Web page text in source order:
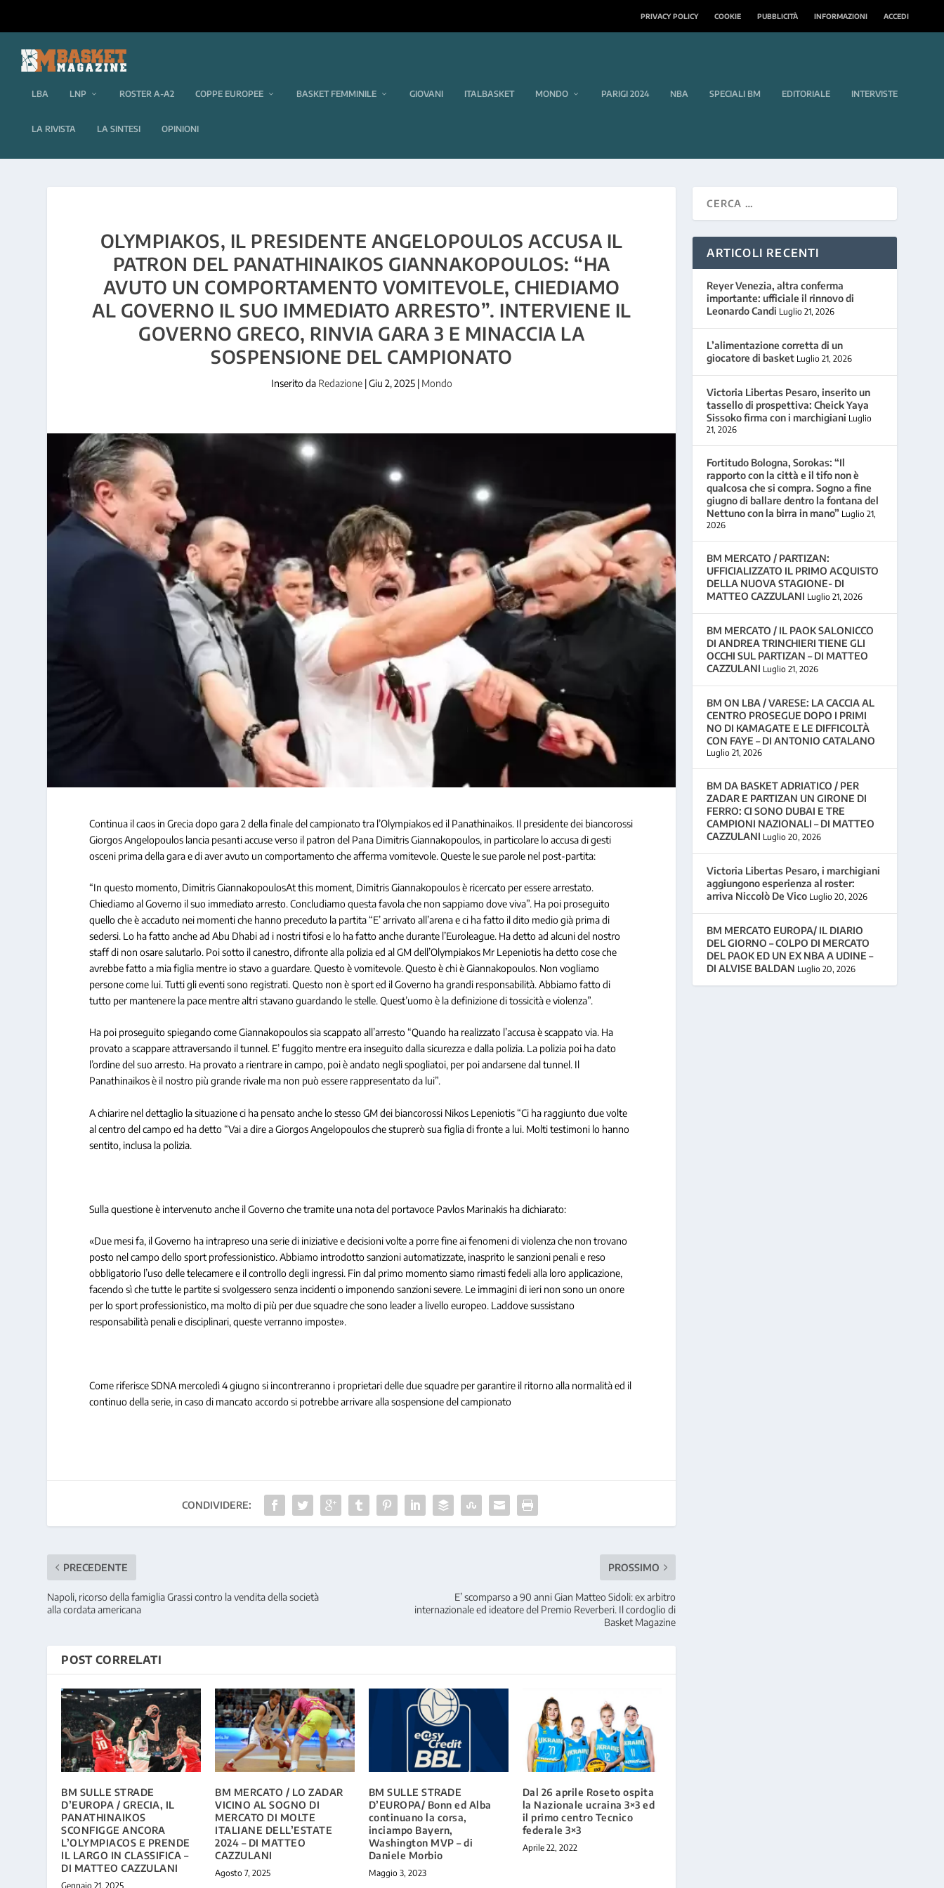
PRIVACY POLICY COOKIE PUBBLICITÀ INFORMAZIONI ACCEDI
LBA LNP ROSTER A-A2 COPPE EUROPEE BASKET FEMMINILE GIOVANI ITALBASKET MONDO PARIGI 2024 NBA SPECIALI BM EDITORIALE INTERVISTE
LA RIVISTA LA SINTESI OPINIONI
OLYMPIAKOS, IL PRESIDENTE ANGELOPOULOS ACCUSA IL
PATRON DEL PANATHINAIKOS GIANNAKOPOULOS: “HA
AVUTO UN COMPORTAMENTO VOMITEVOLE, CHIEDIAMO
AL GOVERNO IL SUO IMMEDIATO ARRESTO”. INTERVIENE IL
GOVERNO GRECO, RINVIA GARA 3 E MINACCIA LA
SOSPENSIONE DEL CAMPIONATO
Inserito da Redazione|Giu 2, 2025| Mondo
Continua il caos in Grecia dopo gara 2 della finale del campionato tra l’Olympiakos ed il Panathinaikos. Il presidente dei biancorossi
Giorgos Angelopoulos lancia pesanti accuse verso il patron del Pana Dimitris Giannakopoulos, in particolare lo accusa di gesti
osceni prima della gara e di aver avuto un comportamento che afferma vomitevole. Queste le sue parole nel post-partita:
“In questo momento, Dimitris GiannakopoulosAt this moment, Dimitris Giannakopoulos è ricercato per essere arrestato.
Chiediamo al Governo il suo immediato arresto. Concludiamo questa favola che non sappiamo dove viva”. Ha poi proseguito
quello che è accaduto nei momenti che hanno preceduto la partita “E’ arrivato all’arena e ci ha fatto il dito medio già prima di
sedersi. Lo ha fatto anche ad Abu Dhabi ad i nostri tifosi e lo ha fatto anche durante l’Euroleague. Ha detto ad alcuni del nostro
staff di non osare salutarlo. Poi sotto il canestro, difronte alla polizia ed al GM dell’Olympiakos Mr Lepeniotis ha detto cose che
avrebbe fatto a mia figlia mentre io stavo a guardare. Questo è vomitevole. Questo è chi è Giannakopoulos. Non vogliamo
persone come lui. Tutti gli eventi sono registrati. Questo non è sport ed il Governo ha grandi responsabilità. Abbiamo fatto di
tutto per mantenere la pace mentre altri stavano guardando le stelle. Quest’uomo è la definizione di tossicità e violenza”.
Ha poi proseguito spiegando come Giannakopoulos sia scappato all’arresto “Quando ha realizzato l’accusa è scappato via. Ha
provato a scappare attraversando il tunnel. E’ fuggito mentre era inseguito dalla sicurezza e dalla polizia. La polizia poi ha dato
l’ordine del suo arresto. Ha provato a rientrare in campo, poi è andato negli spogliatoi, per poi andarsene dal tunnel. Il
Panathinaikos è il nostro più grande rivale ma non può essere rappresentato da lui”.
A chiarire nel dettaglio la situazione ci ha pensato anche lo stesso GM dei biancorossi Nikos Lepeniotis “Ci ha raggiunto due volte
al centro del campo ed ha detto “Vai a dire a Giorgos Angelopoulos che stuprerò sua figlia di fronte a lui. Molti testimoni lo hanno
sentito, inclusa la polizia.
Sulla questione è intervenuto anche il Governo che tramite una nota del portavoce Pavlos Marinakis ha dichiarato:
«Due mesi fa, il Governo ha intrapreso una serie di iniziative e decisioni volte a porre fine ai fenomeni di violenza che non trovano
posto nel campo dello sport professionistico. Abbiamo introdotto sanzioni automatizzate, inasprito le sanzioni penali e reso
obbligatorio l’uso delle telecamere e il controllo degli ingressi. Fin dal primo momento siamo rimasti fedeli alla loro applicazione,
facendo sì che tutte le partite si svolgessero senza incidenti o imponendo sanzioni severe. Le immagini di ieri non sono un onore
per lo sport professionistico, ma molto di più per due squadre che sono leader a livello europeo. Laddove sussistano
responsabilità penali e disciplinari, queste verranno imposte».
Come riferisce SDNA mercoledì 4 giugno si incontreranno i proprietari delle due squadre per garantire il ritorno alla normalità ed il
continuo della serie, in caso di mancato accordo si potrebbe arrivare alla sospensione del campionato
CONDIVIDERE:
PRECEDENTE
Napoli, ricorso della famiglia Grassi contro la vendita della società
alla cordata americana
PROSSIMO
E’ scomparso a 90 anni Gian Matteo Sidoli: ex arbitro
internazionale ed ideatore del Premio Reverberi. Il cordoglio di
Basket Magazine
POST CORRELATI
BM SULLE STRADE
D’EUROPA / GRECIA, IL
PANATHINAIKOS
SCONFIGGE ANCORA
L’OLYMPIACOS E PRENDE
IL LARGO IN CLASSIFICA –
DI MATTEO CAZZULANI
Gennaio 21, 2025
BM MERCATO / LO ZADAR
VICINO AL SOGNO DI
MERCATO DI MOLTE
ITALIANE DELL’ESTATE
2024 – DI MATTEO
CAZZULANI
Agosto 7, 2025
BM SULLE STRADE
D’EUROPA/ Bonn ed Alba
continuano la corsa,
inciampo Bayern,
Washington MVP – di
Daniele Morbio
Maggio 3, 2023
Dal 26 aprile Roseto ospita
la Nazionale ucraina 3×3 ed
il primo centro Tecnico
federale 3×3
Aprile 22, 2022
ARTICOLI RECENTI
Reyer Venezia, altra conferma
importante: ufficiale il rinnovo di
Leonardo Candi Luglio 21, 2026
L’alimentazione corretta di un
giocatore di basket Luglio 21, 2026
Victoria Libertas Pesaro, inserito un
tassello di prospettiva: Cheick Yaya
Sissoko firma con i marchigiani Luglio
21, 2026
Fortitudo Bologna, Sorokas: “Il
rapporto con la città e il tifo non è
qualcosa che si compra. Sogno a fine
giugno di ballare dentro la fontana del
Nettuno con la birra in mano” Luglio 21,
2026
BM MERCATO / PARTIZAN:
UFFICIALIZZATO IL PRIMO ACQUISTO
DELLA NUOVA STAGIONE- DI
MATTEO CAZZULANI Luglio 21, 2026
BM MERCATO / IL PAOK SALONICCO
DI ANDREA TRINCHIERI TIENE GLI
OCCHI SUL PARTIZAN – DI MATTEO
CAZZULANI Luglio 21, 2026
BM ON LBA / VARESE: LA CACCIA AL
CENTRO PROSEGUE DOPO I PRIMI
NO DI KAMAGATE E LE DIFFICOLTÀ
CON FAYE – DI ANTONIO CATALANO
Luglio 21, 2026
BM DA BASKET ADRIATICO / PER
ZADAR E PARTIZAN UN GIRONE DI
FERRO: CI SONO DUBAI E TRE
CAMPIONI NAZIONALI – DI MATTEO
CAZZULANI Luglio 20, 2026
Victoria Libertas Pesaro, i marchigiani
aggiungono esperienza al roster:
arriva Niccolò De Vico Luglio 20, 2026
BM MERCATO EUROPA/ IL DIARIO
DEL GIORNO – COLPO DI MERCATO
DEL PAOK ED UN EX NBA A UDINE –
DI ALVISE BALDAN Luglio 20, 2026